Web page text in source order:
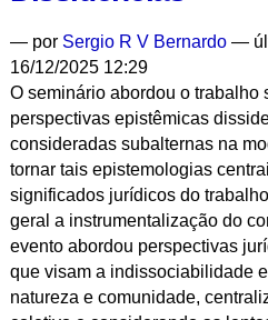
a
Sustentabilidade
em
Universidades
Iberoamericanas
-
— por Sergio R V Bernardo—
16/12/2025 12:29
O seminário abordou o trabalho
perspectivas epistêmicas
consideradas subalternas na
tornar tais epistemologias
significados jurídicos do
geral a instrumentalização do
evento abordou perspectivas
que visam a indissociabilidade
natureza e comunidade,